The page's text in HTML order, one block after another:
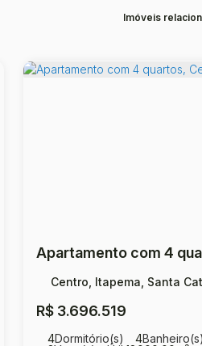
Imóveis
R$3.696.519
Centro, Itapema, Santa
4Dormitório(s) 4Banheiro(s)